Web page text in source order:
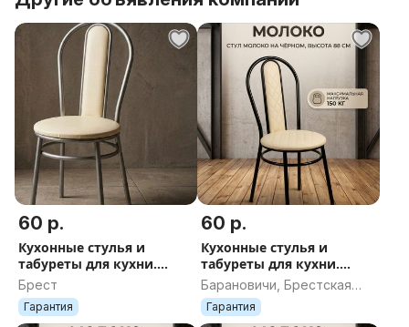
- стол 100х60см и 4 стула - 360 рублей,
- стол 110х70см и 4 стула - 380 рублей.
Стоимость комплекта:
- стол 80х60см и 2 табурета, 2 стула - 280 рублей,
- стол 90х60см и 2 табурета, 2 стула - 290 рублей,
- стол 100х60см и 2 табурета, 2 стула - 300 рублей,
- стол 110х70см и 2 табурета, 2 стула - 320 рублей.
.
Осуществляется транспортными компаниями.
Оплата при получении. Чек. Гарантия.
____________________________________
Описание и больше фото на нашем сайте:
www.taburet.by
Смотрите другие наши объявления.
60 р.
Кухонные стулья и
табуреты для кухни.
Доставка по РБ
Брест
Гарантия
60 р.
Кухонные стулья и
табуреты для кухни.
Доставка по РБ
Барановичи, Брестская
область
Гарантия